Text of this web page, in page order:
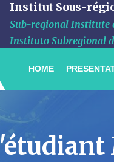
Institut Sous-
Sub-regional Institute
Instituto Subregional
HOME